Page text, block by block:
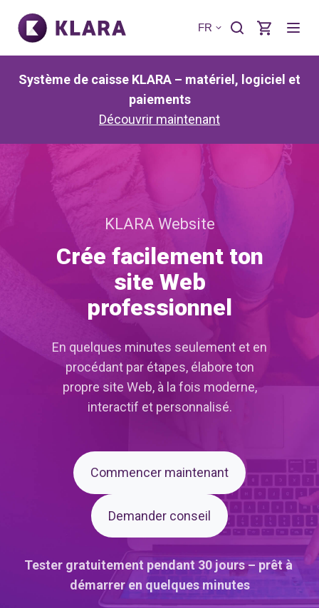
FR
Système de caisse KLARA – matériel, logiciel et
paiements
Découvrir maintenant
KLARA Website
Crée facilement ton
site Web
professionnel
En quelques minutes seulement et en
procédant par étapes, élabore ton
propre site Web, à la fois moderne,
interactif et personnalisé.
Commencer maintenant
Demander conseil
Tester gratuitement pendant 30 jours – prêt à
démarrer en quelques minutes